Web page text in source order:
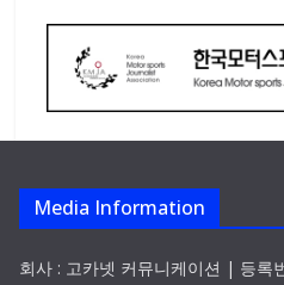
Media Information
회사 : 고카넷 커뮤니케이션 | 등록